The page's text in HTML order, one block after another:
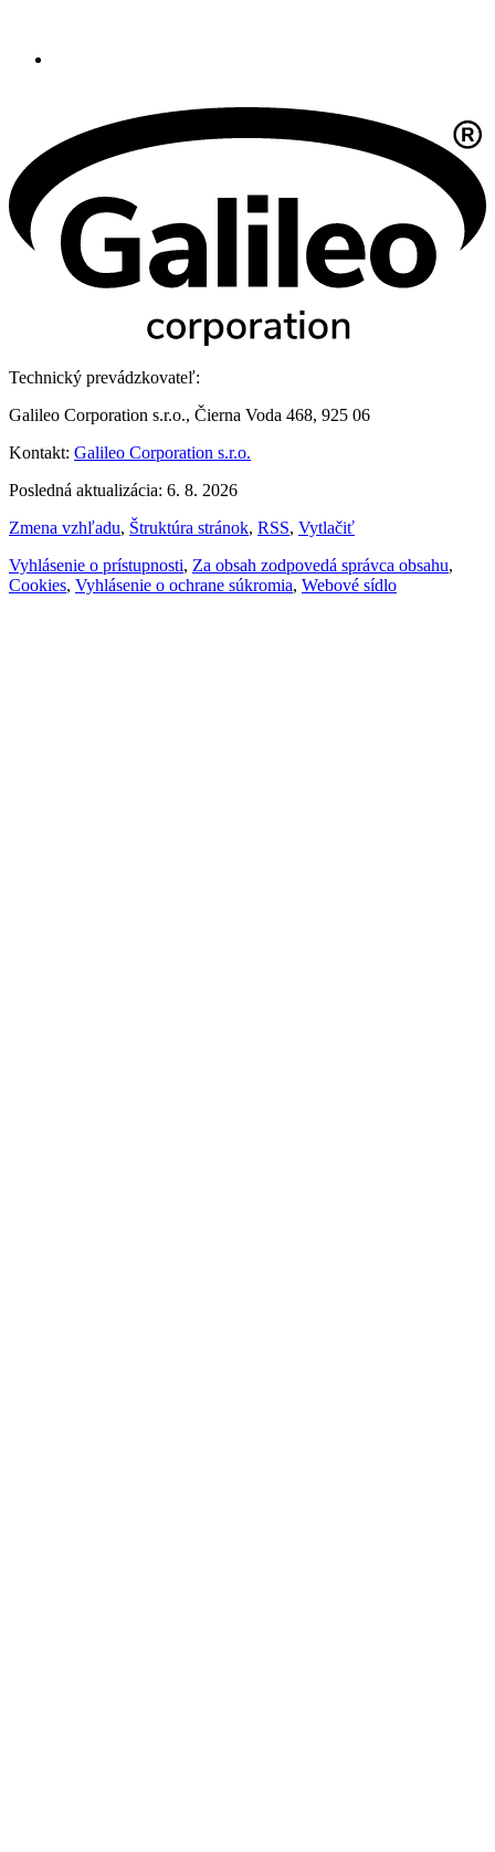
Technický prevádzkovateľ:
Galileo Corporation s.r.o., Čierna Voda 468, 925 06
Kontakt: Galileo Corporation s.r.o.
Posledná aktualizácia: 6. 8. 2026
Zmena vzhľadu, Štruktúra stránok, RSS, Vytlačiť
Vyhlásenie o prístupnosti, Za obsah zodpovedá správca obsahu,
Cookies, Vyhlásenie o ochrane súkromia, Webové sídlo